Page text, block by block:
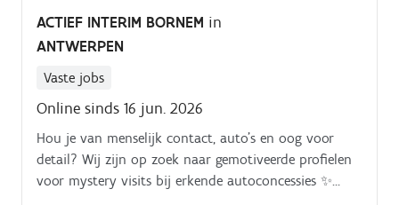
ACTIEF INTERIM BORNEM in
ANTWERPEN
Vaste jobs
Online sinds 16 jun. 2026
Hou je van menselijk contact, auto’s en oog voor
detail? Wij zijn op zoek naar gemotiveerde profielen
voor mystery visits bij erkende autoconcessies ✨